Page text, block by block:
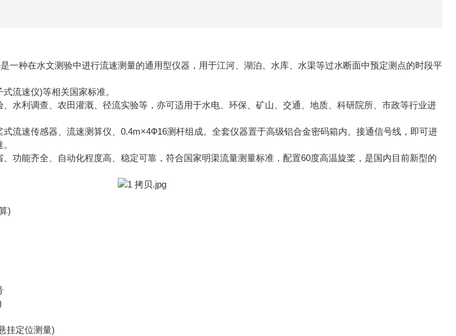
种在水文测验中进行流速测量的通用型仪器，用于江河、湖泊、水库、水渠等过水断面中预定测点的时段平
流速仪)等相关国家标准。
、水利调查、农田灌溉、径流实验等，亦可适用于水电、环保、矿山、交通、地质、科研院所、市政等行业进
速传感器、流速测算仪、0.4m×4Ф16测杆组成。全套仪器置于高级铝合金密码箱内。接通信号线，即可进
能齐全、自动化程度高、稳定可靠，符合国家明渠流量测量标准，配置60度高温旋桨，是国内目前新型的
)
挂定位测量)